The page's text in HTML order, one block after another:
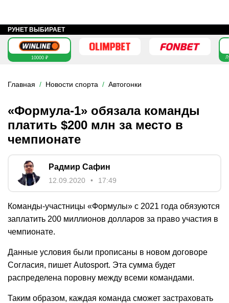
РУНЕТ ВЫБИРАЕТ
10000 ₽
Главная Новости спорта Автогонки
«Формула-1» обязала команды
платить $200 млн за место в
чемпионате
Радмир Сафин
12.09.2020 17:49
Команды-участницы «Формулы» с 2021 года обязуются
заплатить 200 миллионов долларов за право участия в
чемпионате.
Данные условия были прописаны в новом договоре
Согласия, пишет Autosport. Эта сумма будет
распределена поровну между всеми командами.
Таким образом, каждая команда сможет застраховать